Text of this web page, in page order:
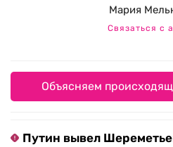
Мария
Связаться с
Объясняем
Путин вывел